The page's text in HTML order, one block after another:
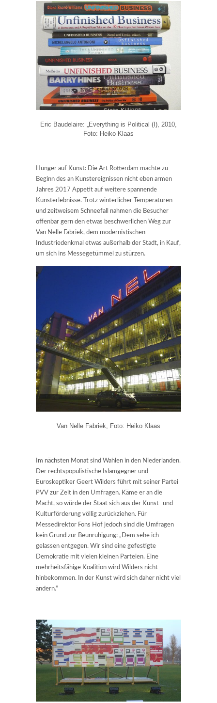
Eric Baudelaire: „Everything is Political (I), 2010,
Foto: Heiko Klaas
Hunger auf Kunst: Die Art Rotterdam machte zu
Beginn des an Kunstereignissen nicht eben armen
Jahres 2017 Appetit auf weitere spannende
Kunsterlebnisse. Trotz winterlicher Temperaturen
und zeitweisem Schneefall nahmen die Besucher
offenbar gern den etwas beschwerlichen Weg zur
Van Nelle Fabriek, dem modernistischen
Industriedenkmal etwas außerhalb der Stadt, in Kauf,
um sich ins Messegetümmel zu stürzen.
Van Nelle Fabriek, Foto: Heiko Klaas
Im nächsten Monat sind Wahlen in den Niederlanden.
Der rechtspopulistische Islamgegner und
Euroskeptiker Geert Wilders führt mit seiner Partei
PVV zur Zeit in den Umfragen. Käme er an die
Macht, so würde der Staat sich aus der Kunst- und
Kulturförderung völlig zurückziehen. Für
Messedirektor Fons Hof jedoch sind die Umfragen
kein Grund zur Beunruhigung: „Dem sehe ich
gelassen entgegen. Wir sind eine gefestigte
Demokratie mit vielen kleinen Parteien. Eine
mehrheitsfähige Koalition wird Wilders nicht
hinbekommen. In der Kunst wird sich daher nicht viel
ändern.“